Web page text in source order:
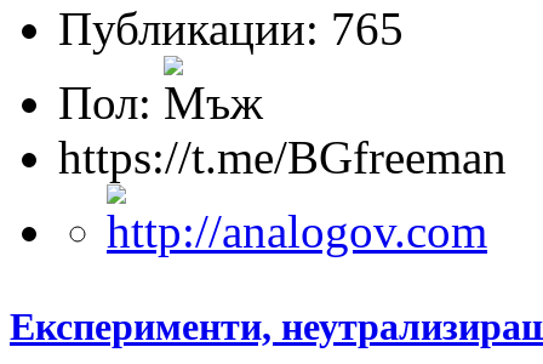
Публикации: 765
Пол:
https://t.me/BGfreeman
Експерименти,